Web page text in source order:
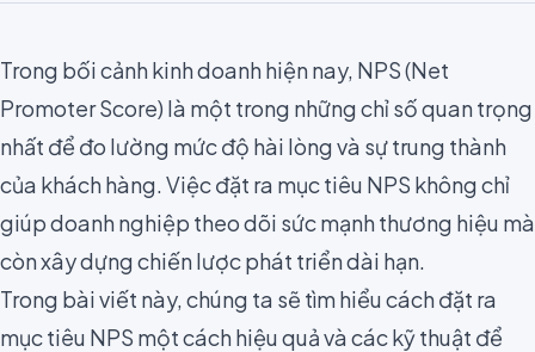
Trong bối cảnh kinh doanh hiện nay, NPS (Net
Promoter Score) là một trong những chỉ số quan trọng
nhất để đo lường mức độ hài lòng và sự trung thành
của khách hàng. Việc đặt ra mục tiêu NPS không chỉ
giúp doanh nghiệp theo dõi sức mạnh thương hiệu mà
còn xây dựng chiến lược phát triển dài hạn.
Trong bài viết này, chúng ta sẽ tìm hiểu cách đặt ra
mục tiêu NPS một cách hiệu quả và các kỹ thuật để